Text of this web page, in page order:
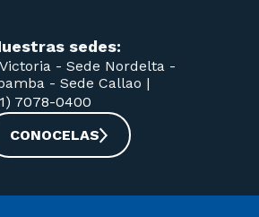
sedes:
- Sede Nordelta -
- Sede Callao |
7078-0400
CONOCELAS